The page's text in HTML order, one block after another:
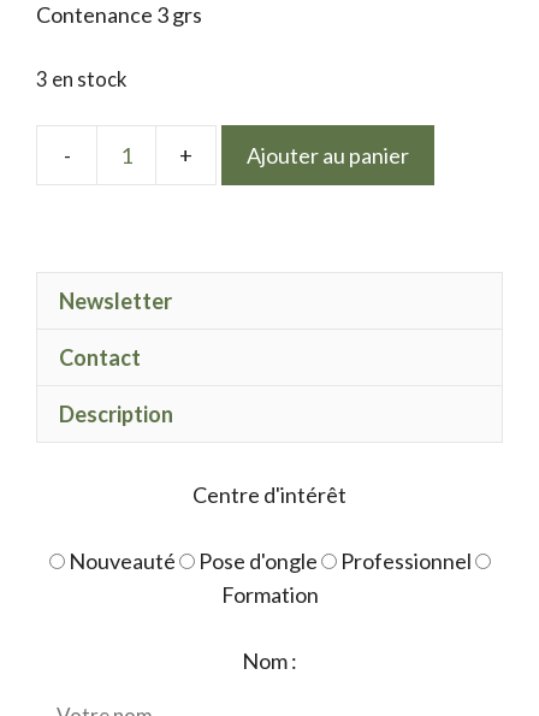
Contenance 3 grs
3 en stock
quantité
ô
Ajouter au panier
Newsletter
Contact
Description
Centre d'intérêt
Nouveauté Pose d'ongle
Professionnel
Formation
Nom :